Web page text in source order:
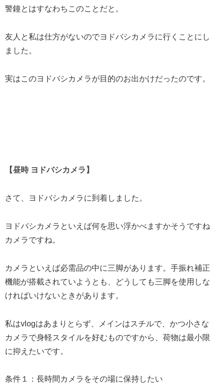
警鐘とはすなわちこのことだと。
友人と私は仕方がないのでヨドバシカメラに行くことにし
ました。
実はこのヨドバシカメラが目的のお出かけだったのです。
【昼時 ヨドバシカメラ】
さて、ヨドバシカメラに到着しました。
ヨドバシカメラといえば何を思い浮かべますかそうですね
カメラですね。
カメラといえば必需品の中に三脚があります。手振れ補正
機能が搭載されていようとも、どうしても三脚を使用しな
ければいけないときがあります。
私はvlogはあまりとらず、メインはスチルで、かつ小さな
カメラで身軽スタイルを好むものですから、荷物は最小限
に抑えたいです。
条件１：長時間カメラをその場に保持したい